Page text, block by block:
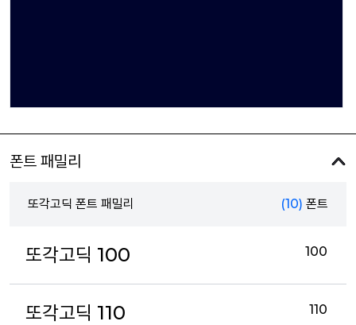
폰트 패밀리
또각고딕 폰트 패밀리 (10) 폰트
또각고딕 100 100
또각고딕 110 110